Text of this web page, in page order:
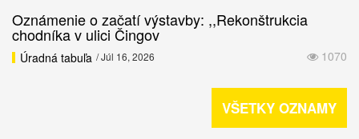
Oznámenie o začatí výstavby: ,,Rekonštrukcia
chodníka v ulici Čingov
1070
Úradná tabuľa / Júl 16, 2026
VŠETKY OZNAMY